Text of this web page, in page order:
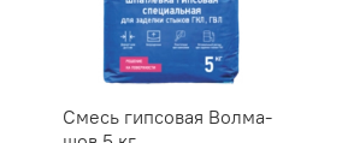
Смесь гипсовая Волма-